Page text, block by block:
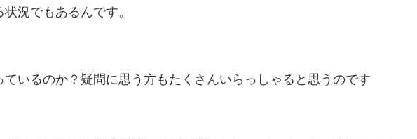
況でもあるんです。
いるのか？疑問に思う方もたくさんいらっしゃると思うのです